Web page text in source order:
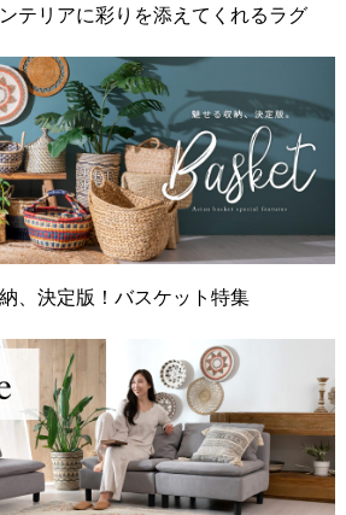
テリアに彩りを添えてくれるラグ
、決定版！バスケット特集